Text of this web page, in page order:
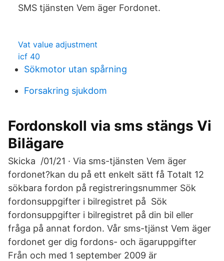
SMS tjänsten Vem äger Fordonet.
Vat value adjustment
icf 40
Sökmotor utan spårning
Forsakring sjukdom
Fordonskoll via sms stängs Vi
Bilägare
Skicka /01/21 · Via sms-tjänsten Vem äger
fordonet?kan du på ett enkelt sätt få Totalt 12
sökbara fordon på registreringsnummer Sök
fordonsuppgifter i bilregistret på Sök
fordonsuppgifter i bilregistret på din bil eller
fråga på annat fordon. Vår sms-tjänst Vem äger
fordonet ger dig fordons- och ägaruppgifter
Från och med 1 september 2009 är